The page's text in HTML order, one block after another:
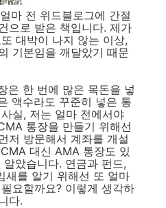
마 전 위드블로그에 간절
으로 받은 책입니다. 제가
대박이 나지 않는 이상,
기본임을 깨달았기 때문
은 한 번에 많은 목돈을 넣
액수라도 꾸준히 넣은 통
실, 저는 얼마 전에서야
통장을 만들기 위해선
저 방문해서 계좌를 개설
대신 AMA 통장도 있
았습니다. 연금과 펀드,
새를 알기 위해선 또 얼마
요할까요? 이렇게 생각하
다.